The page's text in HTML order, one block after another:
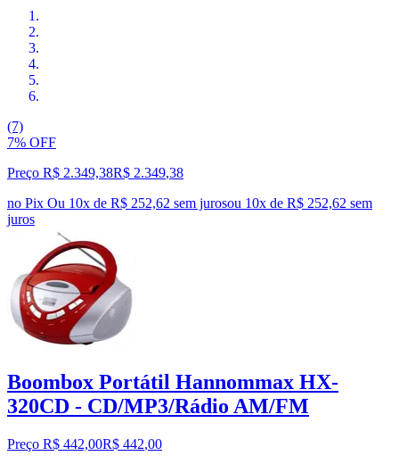
(7)
7% OFF
Preço R$ 2.349,38R$ 2.349,38
no Pix Ou 10x de R$ 252,62 sem jurosou 10x de R$ 252,62 sem
juros
Boombox Portátil Hannommax HX-
320CD - CD/MP3/Rádio AM/FM
Preço R$ 442,00R$ 442,00